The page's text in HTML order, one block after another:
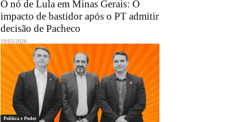
O nó de Lula em Minas Gerais: O
impacto de bastidor após o PT admitir
decisão de Pacheco
19/05/2026
Política e Poder